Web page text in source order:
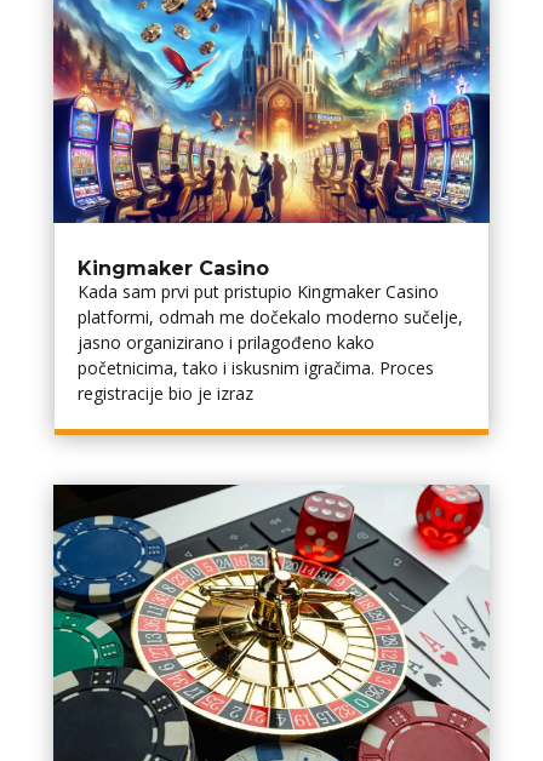
Kingmaker Casino
Kada sam prvi put pristupio Kingmaker Casino
platformi, odmah me dočekalo moderno sučelje,
jasno organizirano i prilagođeno kako
početnicima, tako i iskusnim igračima. Proces
registracije bio je izraz